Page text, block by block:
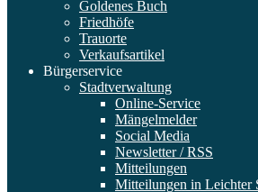
Goldenes Buch
Friedhöfe
Trauorte
Verkaufsartikel
Bürgerservice
Stadtverwaltung
Online-Service
Mängelmelder
Social Media
Newsletter / RSS
Mitteilungen
Mitteilungen in Leichter